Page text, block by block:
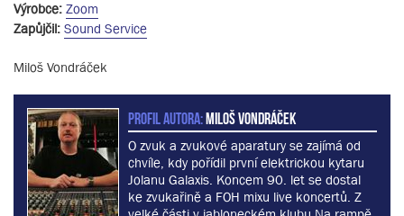
Výrobce: Zoom
Zapůjčil: Sound Service
Miloš Vondráček
PROFIL AUTORA:Miloš Vondráček
O zvuk a zvukové aparatury se zajímá od
chvíle, kdy pořídil první elektrickou kytaru
Jolanu Galaxis. Koncem 90. let se dostal
ke zvukařině a FOH mixu live koncertů. Z